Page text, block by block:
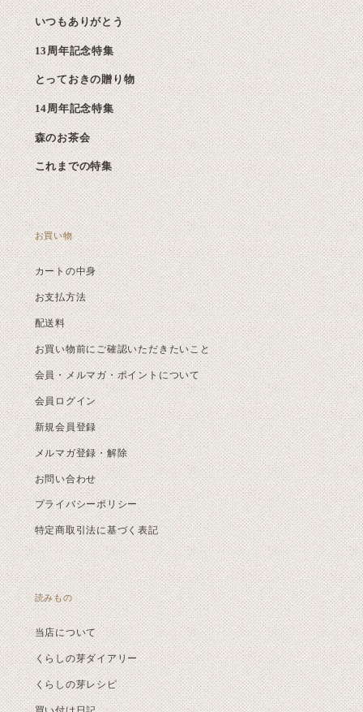
いつもありがとう
13周年記念特集
とっておきの贈り物
14周年記念特集
森のお茶会
これまでの特集
お買い物
カートの中身
お支払方法
配送料
お買い物前にご確認いただきたいこと
会員・メルマガ・ポイントについて
会員ログイン
新規会員登録
メルマガ登録・解除
お問い合わせ
プライバシーポリシー
特定商取引法に基づく表記
読みもの
当店について
くらしの芽ダイアリー
くらしの芽レシピ